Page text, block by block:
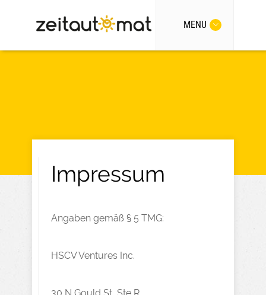
MENU
Impressum
Angaben gemäß § 5 TMG:
HSCV Ventures Inc.